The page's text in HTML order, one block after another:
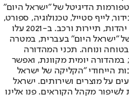
הדיגיטל של "ישראל היום"
לייף סטייל, טכנולוגיה, ספורט,
כלכלה וצרכנות, בריאות, חיילים, אוכל, יהדות, תיירות ורכב. ב-2021 עלו
"ישראל היום" בעברית, במטרה
ונוחה. תכני המהדורה
יומית מקוונת, ואפשר
הייחודי "הקליקה של ישראל
על מוצרים ושירותים. ישראל
מקהל הקוראים. פנו אלינו